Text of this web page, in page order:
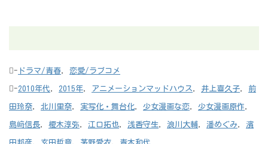
- ドラマ/青春, 恋愛/ラブコメ
-2010年代, 2015年, アニメーションマッドハウス, 井上喜久子, 前
田玲奈, 北川里奈, 実写化・舞台化, 少女漫画な恋, 少女漫画原作,
島﨑信長, 榎木淳弥, 江口拓也, 浅香守生, 浪川大輔, 潘めぐみ, 濱